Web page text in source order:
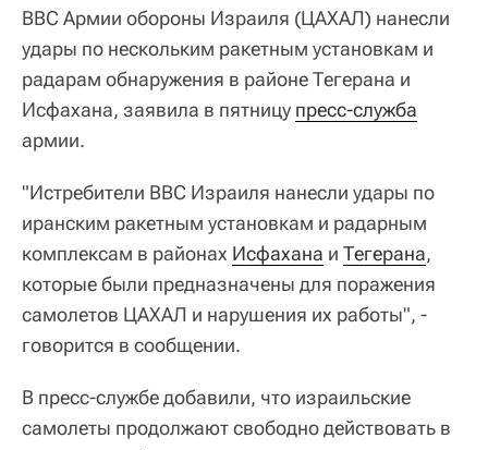
ВВС Армии обороны Израиля (ЦАХАЛ) нанесли
удары по нескольким ракетным установкам и
радарам обнаружения в районе Тегерана и
Исфахана, заявила в пятницу пресс-служба
армии.
"Истребители ВВС Израиля нанесли удары по
иранским ракетным установкам и радарным
комплексам в районах Исфахана и Тегерана,
которые были предназначены для поражения
самолетов ЦАХАЛ и нарушения их работы", -
говорится в сообщении.
В пресс-службе добавили, что израильские
самолеты продолжают свободно действовать в